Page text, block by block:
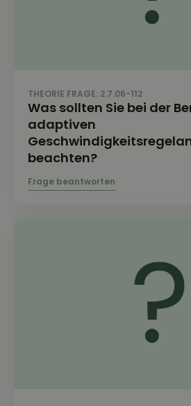
THEORIE FRAGE: 2.7.06-112
Was sollten Sie bei der
adaptiven
beachten?